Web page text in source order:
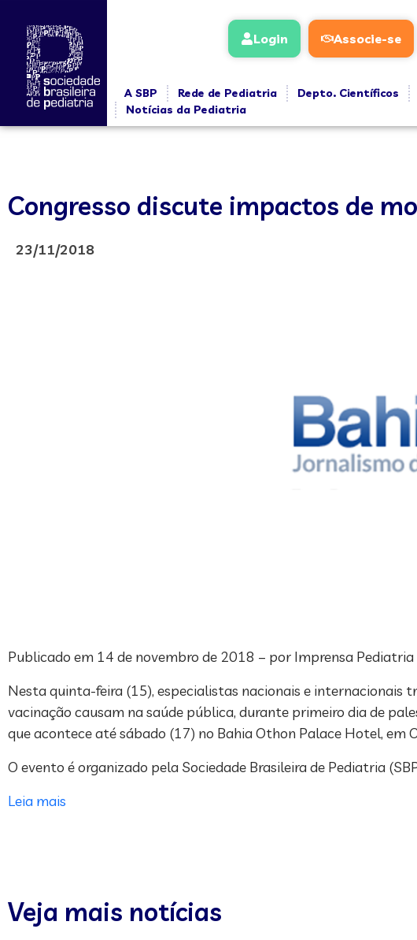
Login Associe-se
A SBP Rede de Pediatria Depto. Científicos
Notícias da Pediatria
Congresso discute impactos de
23/11/2018
Publicado em 14 de novembro de 2018 – por Imprensa Pediatria
Nesta quinta-feira (15), especialistas nacionais e internacionais
vacinação causam na saúde pública, durante primeiro dia de
que acontece até sábado (17) no Bahia Othon Palace Hotel, em
O evento é organizado pela Sociedade Brasileira de Pediatria
Leia mais
Veja mais notícias